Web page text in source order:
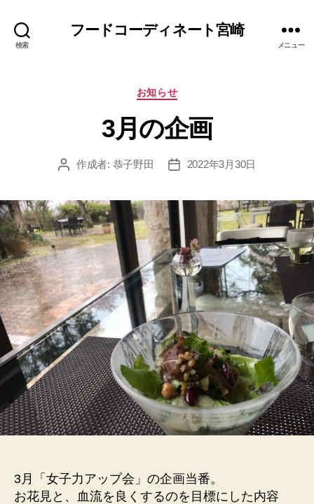
検索
フードコーディネート宮崎
メニュー
カ
ゴ
リ
お知らせ
3月の企画
投 作成者: 恭子野田
投
2022年3月30日
3月「女子力アップ会」の企画当番。
お花見と、血流を良くするのを目標にした内容